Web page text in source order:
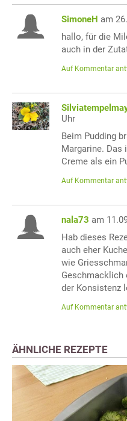
SimoneH am
hallo, für die
auch in der
Auf Kommentar
Uhr
Beim Pudding
Margarine. Das
Creme als ein
Auf Kommentar
nala73 am
Hab dieses
auch eher
wie
Geschmacklich
der Konsistenz
Auf Kommentar
ÄHNLICHE REZEPTE